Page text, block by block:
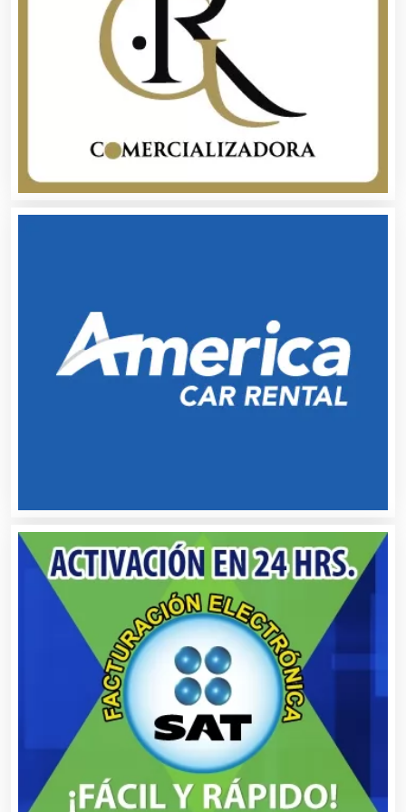
Asociaciones Empresariales
Audio, Sonido e Iluminación
Audios para Eventos
Automatización
Automóviles Nuevos y Usados
Balnearios
Bancos
Banquetes